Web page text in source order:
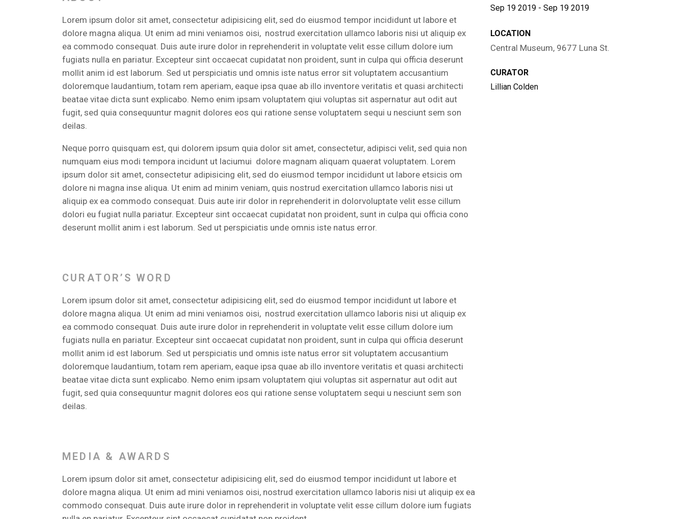
Lorem ipsum dolor sit amet, consectetur adipisicing elit, sed do eiusmod tempor incididunt ut labore et
dolore magna aliqua. Ut enim ad mini veniamos oisi, nostrud exercitation ullamco laboris nisi ut aliquip ex
ea commodo consequat. Duis aute irure dolor in reprehenderit in voluptate velit esse cillum dolore ium
fugiats nulla en pariatur. Excepteur sint occaecat cupidatat non proident, sunt in culpa qui officia deserunt
mollit anim id est laborum. Sed ut perspiciatis und omnis iste natus error sit voluptatem accusantium
doloremque laudantium, totam rem aperiam, eaque ipsa quae ab illo inventore veritatis et quasi architecti
beatae vitae dicta sunt explicabo. Nemo enim ipsam voluptatem qiui voluptas sit aspernatur aut odit aut
fugit, sed quia consequuntur magnit dolores eos qui ratione sense voluptatem sequi u nesciunt sem son
deilas.
Neque porro quisquam est, qui dolorem ipsum quia dolor sit amet, consectetur, adipisci velit, sed quia non
numquam eius modi tempora incidunt ut laciumui dolore magnam aliquam quaerat voluptatem. Lorem
ipsum dolor sit amet, consectetur adipisicing elit, sed do eiusmod tempor incididunt ut labore etsicis om
dolore ni magna inse aliqua. Ut enim ad minim veniam, quis nostrud exercitation ullamco laboris nisi ut
aliquip ex ea commodo consequat. Duis aute irir dolor in reprehenderit in dolorvoluptate velit esse cillum
dolori eu fugiat nulla pariatur. Excepteur sint occaecat cupidatat non proident, sunt in culpa qui officia cono
deserunt mollit anim i est laborum. Sed ut perspiciatis unde omnis iste natus error.
CURATOR’S WORD
Lorem ipsum dolor sit amet, consectetur adipisicing elit, sed do eiusmod tempor incididunt ut labore et
dolore magna aliqua. Ut enim ad mini veniamos oisi, nostrud exercitation ullamco laboris nisi ut aliquip ex
ea commodo consequat. Duis aute irure dolor in reprehenderit in voluptate velit esse cillum dolore ium
fugiats nulla en pariatur. Excepteur sint occaecat cupidatat non proident, sunt in culpa qui officia deserunt
mollit anim id est laborum. Sed ut perspiciatis und omnis iste natus error sit voluptatem accusantium
doloremque laudantium, totam rem aperiam, eaque ipsa quae ab illo inventore veritatis et quasi architecti
beatae vitae dicta sunt explicabo. Nemo enim ipsam voluptatem qiui voluptas sit aspernatur aut odit aut
fugit, sed quia consequuntur magnit dolores eos qui ratione sense voluptatem sequi u nesciunt sem son
deilas.
MEDIA & AWARDS
Lorem ipsum dolor sit amet, consectetur adipisicing elit, sed do eiusmod tempor incididunt ut labore et
dolore magna aliqua. Ut enim ad mini veniamos oisi, nostrud exercitation ullamco laboris nisi ut aliquip ex ea
commodo consequat. Duis aute irure dolor in reprehenderit in voluptate velit esse cillum dolore ium fugiats
Sep 19 2019 - Sep 19 2019
LOCATION
Central Museum, 9677 Luna St.
CURATOR
Lillian Colden